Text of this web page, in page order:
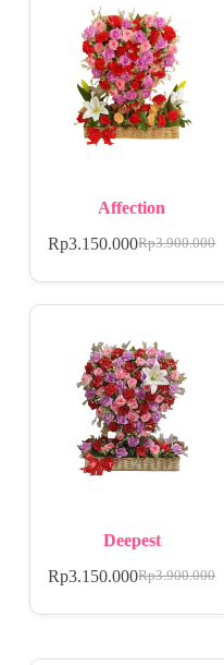
Affection
Rp3.900.000
Rp3.150.000
Deepest
Rp3.900.000
Rp3.150.000